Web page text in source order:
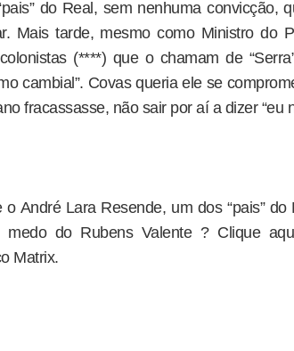
do Real, sem nenhuma convicção,
Mais tarde, mesmo como Ministro do
(****) que o chamam de
cambial”. Covas queria ele se
fracassasse, não sair por aí a dizer “eu
André Lara Resende, um dos “pais”
do Rubens Valente ? Clique
Matrix.